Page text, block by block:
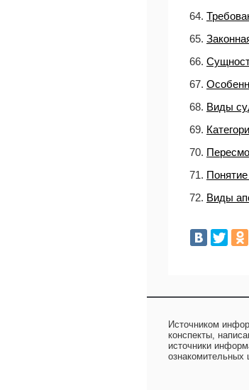
64.
65.
66.
67.
68. Виды
69.
70.
71.
72. Виды
Источником
конспекты,
источники
ознакомительных